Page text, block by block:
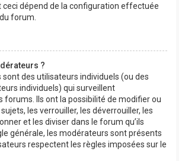
ceci dépend de la configuration effectuée
forum.
?
sont des utilisateurs individuels (ou des
individuels) qui surveillent
forums. Ils ont la possibilité de modifier ou
les verrouiller, les déverrouiller, les
et les diviser dans le forum qu’ils
générale, les modérateurs sont présents
respectent les règles imposées sur le